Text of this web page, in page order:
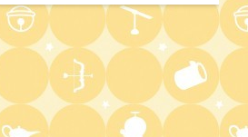
深夜 1:57
FRUITS ZIPPERのNEW
KAWAIIってしてよ?